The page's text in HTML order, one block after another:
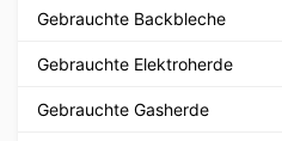
Gebrauchte Backbleche
Gebrauchte Elektroherde
Gebrauchte Gasherde